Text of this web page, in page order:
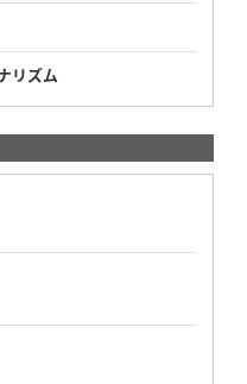
リズム